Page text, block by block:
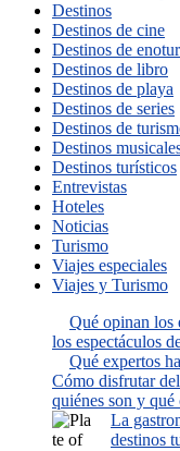
Destinos
Destinos de cine
Destinos de
Destinos de libro
Destinos de playa
Destinos de series
Destinos de
Destinos
Destinos turísticos
Entrevistas
Hoteles
Noticias
Turismo
Viajes especiales
Viajes y Turismo
Qué opinan los
los espectáculos
Qué expertos
Cómo disfrutar
quiénes son y qué
La
destinos